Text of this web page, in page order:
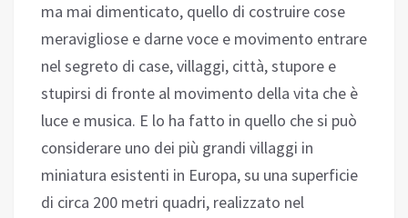
ma mai dimenticato, quello di costruire cose
meravigliose e darne voce e movimento entrare
nel segreto di case, villaggi, città, stupore e
stupirsi di fronte al movimento della vita che è
luce e musica. E lo ha fatto in quello che si può
considerare uno dei più grandi villaggi in
miniatura esistenti in Europa, su una superficie
di circa 200 metri quadri, realizzato nel